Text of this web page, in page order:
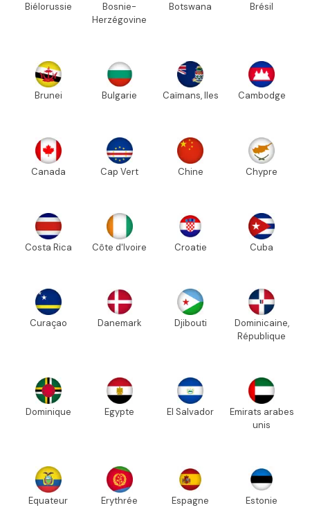
Biélorussie
Bosnie-
Herzégovine
Botswana Brésil
Brunei Bulgarie Caïmans, Iles Cambodge
Canada Cap Vert Chine Chypre
Costa Rica Côte d'Ivoire Croatie Cuba
Curaçao Danemark Djibouti
Dominicaine,
République
Dominique Egypte El Salvador
Emirats arabes
unis
Equateur Erythrée Espagne Estonie